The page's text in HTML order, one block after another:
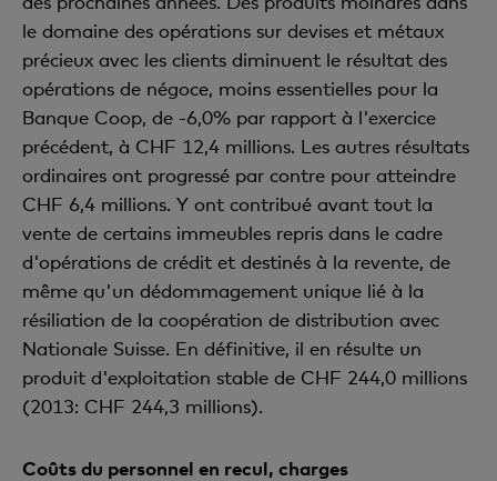
le domaine des opérations sur devises et métaux
précieux avec les clients diminuent le résultat des
opérations de négoce, moins essentielles pour la
Banque Coop, de -6,0% par rapport à l'exercice
précédent, à CHF 12,4 millions. Les autres résultats
ordinaires ont progressé par contre pour atteindre
CHF 6,4 millions. Y ont contribué avant tout la
vente de certains immeubles repris dans le cadre
d'opérations de crédit et destinés à la revente, de
même qu'un dédommagement unique lié à la
résiliation de la coopération de distribution avec
Nationale Suisse. En définitive, il en résulte un
produit d'exploitation stable de CHF 244,0 millions
(2013: CHF 244,3 millions).
Coûts du personnel en recul, charges